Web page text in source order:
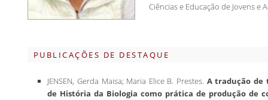
Ciências e Educação de Jovens e
PUBLICAÇÕES DE DESTAQUE
JENSEN, Gerda Maisa; Maria Elice B. Prestes. A tradução de
de História da Biologia como prática de produção de